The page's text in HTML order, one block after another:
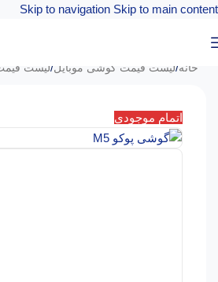
Skip to navigation Skip to main content
خانه/لیست قیمت گوشی موبایل/لیست
اتمام موجودی